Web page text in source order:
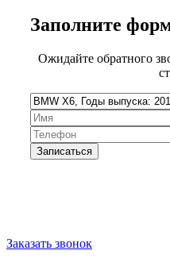
Заполните
Ожидайте обратного
Заказать звонок